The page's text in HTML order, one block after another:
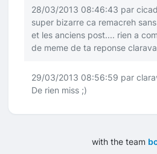
28/03/2013 08:46:43 par
super bizarre ca remacreh
et les anciens post.... rien a
de meme de ta reponse
29/03/2013 08:56:59 par
De rien miss ;)
with the team